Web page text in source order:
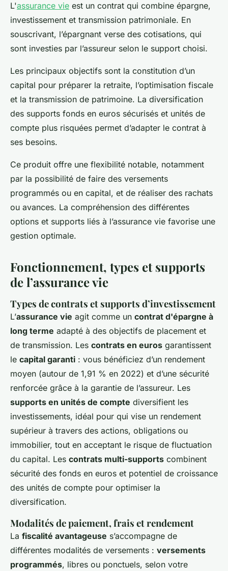
L'assurance vie est un contrat qui combine épargne,
investissement et transmission patrimoniale. En
souscrivant, l’épargnant verse des cotisations, qui
sont investies par l’assureur selon le support choisi.
Les principaux objectifs sont la constitution d’un
capital pour préparer la retraite, l’optimisation fiscale
et la transmission de patrimoine. La diversification
des supports fonds en euros sécurisés et unités de
compte plus risquées permet d’adapter le contrat à
ses besoins.
Ce produit offre une flexibilité notable, notamment
par la possibilité de faire des versements
programmés ou en capital, et de réaliser des rachats
ou avances. La compréhension des différentes
options et supports liés à l’assurance vie favorise une
gestion optimale.
Fonctionnement, types et supports
de l’assurance vie
Types de contrats et supports d’investissement
L’assurance vie agit comme un contrat d'épargne à
long terme adapté à des objectifs de placement et
de transmission. Les contrats en euros garantissent
le capital garanti : vous bénéficiez d’un rendement
moyen (autour de 1,91 % en 2022) et d’une sécurité
renforcée grâce à la garantie de l’assureur. Les
supports en unités de compte diversifient les
investissements, idéal pour qui vise un rendement
supérieur à travers des actions, obligations ou
immobilier, tout en acceptant le risque de fluctuation
du capital. Les contrats multi-supports combinent
sécurité des fonds en euros et potentiel de croissance
des unités de compte pour optimiser la
diversification.
Modalités de paiement, frais et rendement
La fiscalité avantageuse s’accompagne de
différentes modalités de versements : versements
programmés, libres ou ponctuels, selon votre